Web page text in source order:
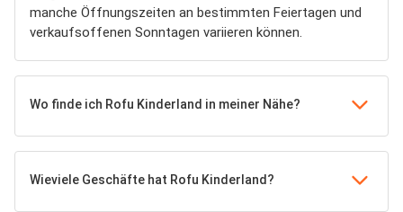
manche Öffnungszeiten an bestimmten Feiertagen und
verkaufsoffenen Sonntagen variieren können.
Wo finde ich Rofu Kinderland in meiner Nähe?
Wieviele Geschäfte hat Rofu Kinderland?